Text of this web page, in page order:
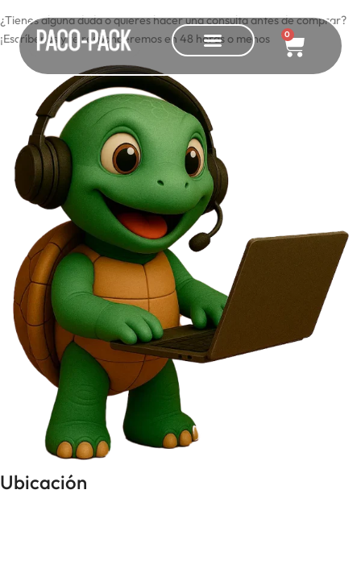
0
¿Tienes alguna duda o quieres hacer una consulta antes de comprar?
¡Escríbenos y te responderemos en 48 horas o menos
Ubicación